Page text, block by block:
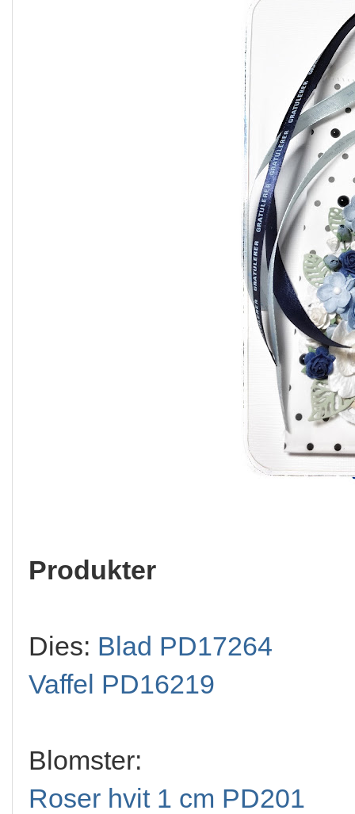
Produkter
Dies: Blad PD17264
Vaffel PD16219
Blomster:
Roser hvit 1 cm PD201